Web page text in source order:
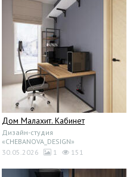
Дом Малахит. Кабинет
Дизайн-студия
«CHEBANOVA_DESIGN»
30.05.2026
1 151